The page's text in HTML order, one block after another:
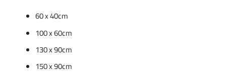
60 x 40cm
100 x 60cm
130 x 90cm
150 x 90cm